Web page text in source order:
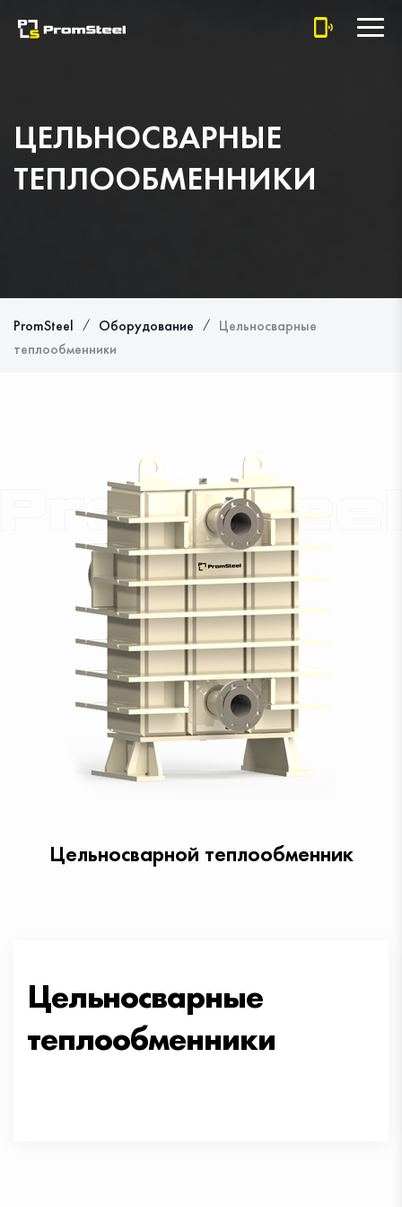
ЦЕЛЬНОСВАРНЫЕ
ТЕПЛООБМЕННИКИ
PromSteel ⁄ Оборудование ⁄ Цельносварные
теплообменники
Цельносварной теплообменник
Цельносварные
теплообменники
Оставьте заявку